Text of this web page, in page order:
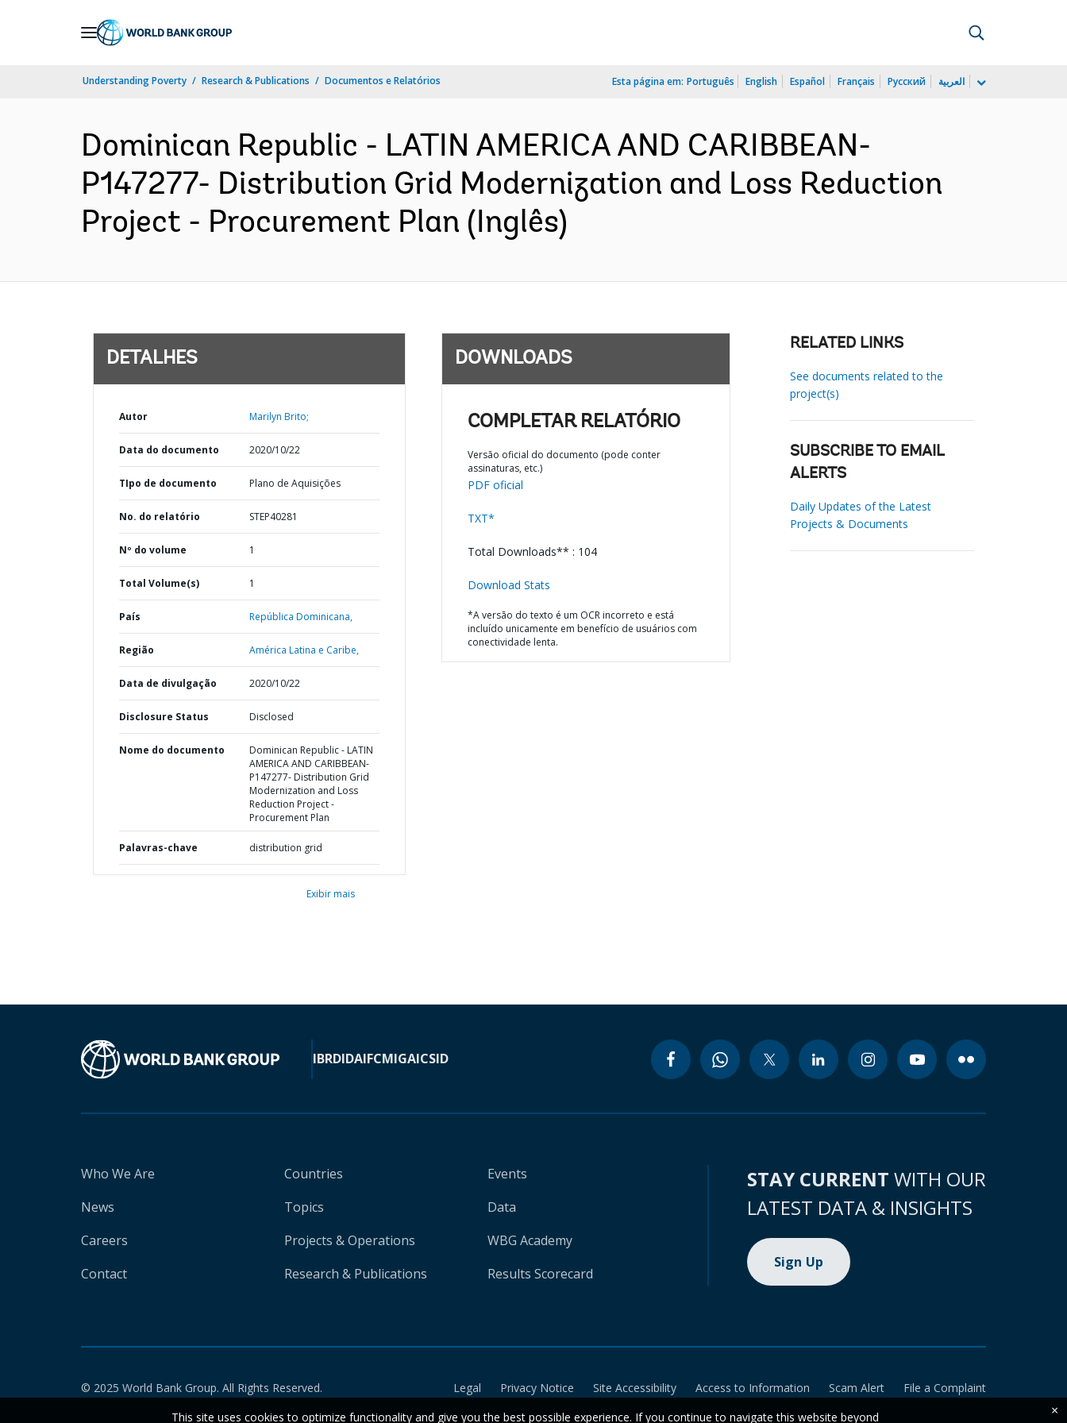
Understanding Poverty Research & Publications Documentos e Relatórios Esta página em: Português English Español Français Русский العربية
Dominican Republic - LATIN AMERICA AND CARIBBEAN-
P147277- Distribution Grid Modernization and Loss Reduction
Project - Procurement Plan (Inglês)
DETALHES
Autor Marilyn Brito;
Data do documento 2020/10/22
TIpo de documento Plano de Aquisições
No. do relatório STEP40281
Nº do volume 1
Total Volume(s) 1
País República Dominicana,
Região América Latina e Caribe,
Data de divulgação 2020/10/22
Disclosure Status Disclosed
Nome do documento
Dominican Republic - LATIN
AMERICA AND CARIBBEAN-
P147277- Distribution Grid
Modernization and Loss
Reduction Project -
Procurement Plan
Palavras-chave distribution grid
Exibir mais
DOWNLOADS
COMPLETAR RELATÓRIO
Versão oficial do documento (pode conter
assinaturas, etc.)
PDF oficial
TXT*
Total Downloads** : 104
Download Stats
*A versão do texto é um OCR incorreto e está
incluído unicamente em benefício de usuários com
conectividade lenta.
RELATED LINKS
See documents related to the
project(s)
SUBSCRIBE TO EMAIL
ALERTS
Daily Updates of the Latest
Projects & Documents
IBRDIDAIFCMIGAICSID
Who We Are
News
Careers
Contact
Countries
Topics
Projects & Operations
Research & Publications
Events
Data
WBG Academy
Results Scorecard
STAY CURRENT WITH OUR
LATEST DATA & INSIGHTS
Sign Up
© 2025 World Bank Group. All Rights Reserved. Legal Privacy Notice Site Accessibility Access to Information Scam Alert
File a Complaint
This site uses cookies to optimize functionality and give you the best possible experience. If you continue to navigate this website beyond
×